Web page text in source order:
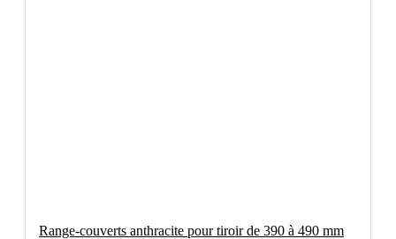
Range-couverts anthracite pour tiroir de 390 à 490 mm